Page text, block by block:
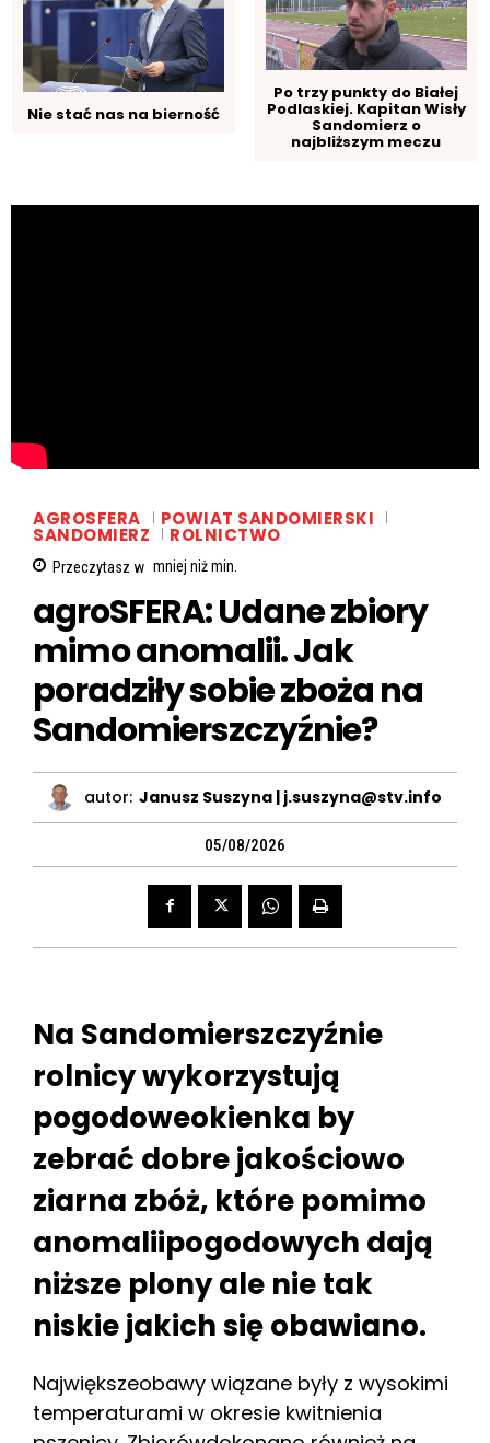
Nie stać nas na bierność
Po trzy punkty do Białej
Podlaskiej. Kapitan Wisły
Sandomierz o
najbliższym meczu